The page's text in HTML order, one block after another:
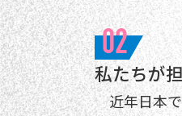
02
私たちが
近年日本で